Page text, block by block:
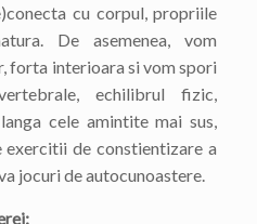
cu corpul, propriile
De asemenea, vom
forta interioara si vom spori
echilibrul fizic,
cele amintite mai sus,
exercitii de constientizare a
jocuri de autocunoastere.